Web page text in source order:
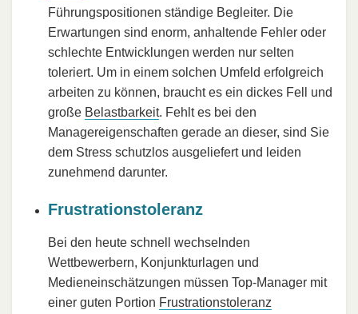
Führungspositionen ständige Begleiter. Die
Erwartungen sind enorm, anhaltende Fehler oder
schlechte Entwicklungen werden nur selten
toleriert. Um in einem solchen Umfeld erfolgreich
arbeiten zu können, braucht es ein dickes Fell und
große Belastbarkeit. Fehlt es bei den
Managereigenschaften gerade an dieser, sind Sie
dem Stress schutzlos ausgeliefert und leiden
zunehmend darunter.
Frustrationstoleranz
Bei den heute schnell wechselnden
Wettbewerbern, Konjunkturlagen und
Medieneinschätzungen müssen Top-Manager mit
einer guten Portion Frustrationstoleranz